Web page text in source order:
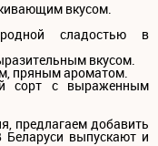
вкусом.
сладостью в
вкусом.
пряным ароматом.
сорт с выраженным
предлагаем добавить
выпускают и